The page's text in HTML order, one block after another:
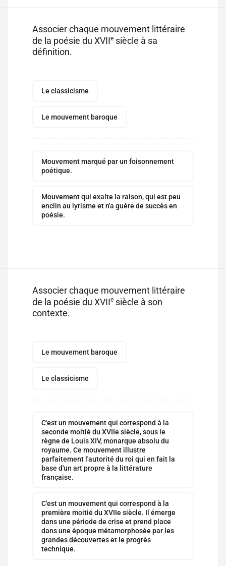
Associer chaque mouvement littéraire
de la poésie du XVIIe siècle à sa
définition.
Le classicisme
Le mouvement baroque
Mouvement marqué par un foisonnement
poétique.
Mouvement qui exalte la raison, qui est peu
enclin au lyrisme et n'a guère de succès en
poésie.
Associer chaque mouvement littéraire
de la poésie du XVIIe siècle à son
contexte.
Le mouvement baroque
Le classicisme
C'est un mouvement qui correspond à la
seconde moitié du XVIIe siècle, sous le
règne de Louis XIV, monarque absolu du
royaume. Ce mouvement illustre
parfaitement l'autorité du roi qui en fait la
base d'un art propre à la littérature
française.
C'est un mouvement qui correspond à la
première moitié du XVIIe siècle. Il émerge
dans une période de crise et prend place
dans une époque métamorphosée par les
grandes découvertes et le progrès
technique.